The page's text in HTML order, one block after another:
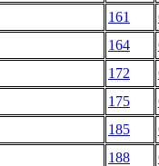
161
164
172
175
185
188